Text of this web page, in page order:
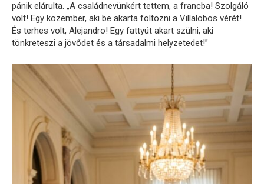
pánik elárulta. „A családnevünkért tettem, a francba! Szolgáló
volt! Egy közember, aki be akarta foltozni a Villalobos vérét!
És terhes volt, Alejandro! Egy fattyút akart szülni, aki
tönkreteszi a jövődet és a társadalmi helyzetedet!”